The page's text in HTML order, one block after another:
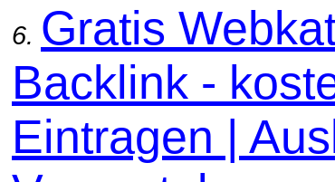
6. Gratis
Backlink -
Eintragen |